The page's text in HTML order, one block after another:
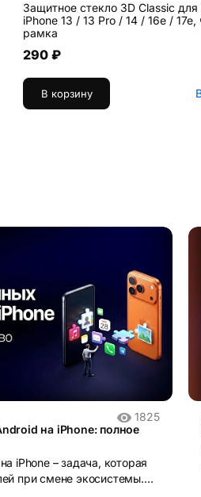
Защитное стекло 3D Classic
iPhone 13 / 13 Pro / 14 / 16e / 17e,
рамка
290 ₽
В корзину
1825
на iPhone: полное
iPhone – задача, которая
при смене экосистемы.